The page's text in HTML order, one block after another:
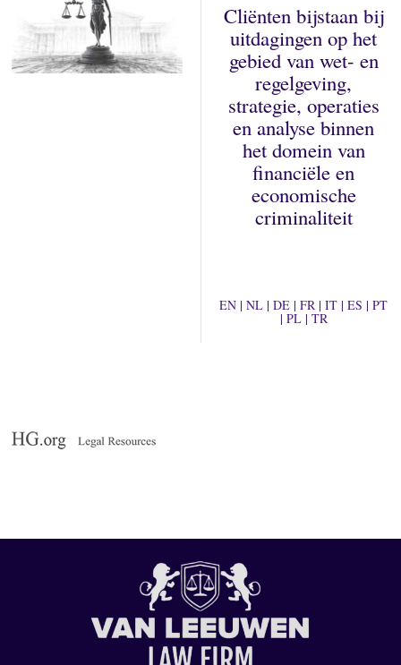
Cliënten bijstaan bij
uitdagingen op het
gebied van wet- en
regelgeving,
strategie, operaties
en analyse binnen
het domein van
financiële en
economische
criminaliteit
EN |NL |DE |FR |IT |ES |PT
| PL| TR